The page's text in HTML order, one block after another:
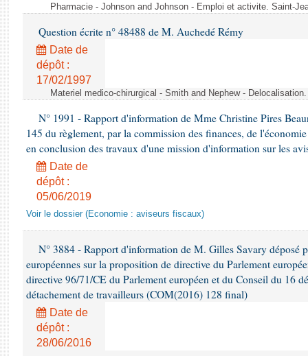
Pharmacie - Johnson and Johnson - Emploi et activite. Saint-
Question écrite n° 48488 de M. Auchedé Rémy
Date de
dépôt :
17/02/1997
Materiel medico-chirurgical - Smith and Nephew -
N° 1991 - Rapport d'information de Mme Christine Pires
145 du règlement, par la commission des finances, de
en conclusion des travaux d'une mission d'information sur les
Date de
dépôt :
05/06/2019
Voir le dossier (Economie : aviseurs fiscaux)
N° 3884 - Rapport d'information de M. Gilles Savary déposé
européennes sur la proposition de directive du Parlement
directive 96/71/CE du Parlement européen et du Conseil du 16
détachement de travailleurs (COM(2016) 128 final)
Date de
dépôt :
28/06/2016